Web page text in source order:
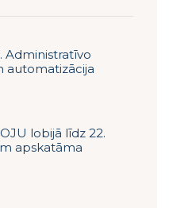
Administratīvo
automatizācija
lobijā līdz 22.
apskatāma